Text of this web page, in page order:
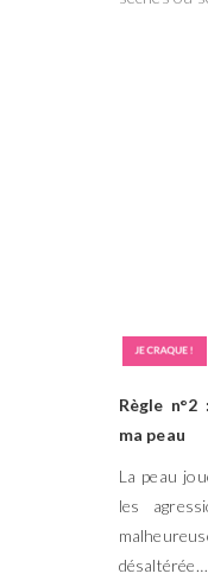
Règle
ma peau
La peau
les